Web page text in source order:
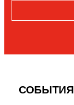
СОБЫТИЯ